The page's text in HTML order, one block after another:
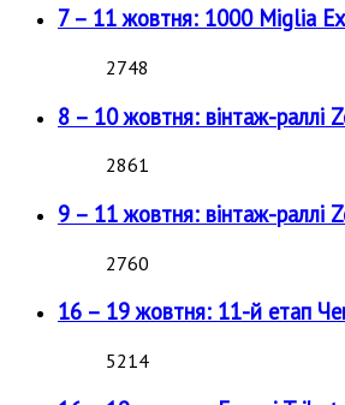
7 – 11 жовтня: 1000 Miglia
2748
8 – 10 жовтня: вінтаж-
2861
9 – 11 жовтня: вінтаж-
2760
16 – 19 жовтня: 11-й етап
5214